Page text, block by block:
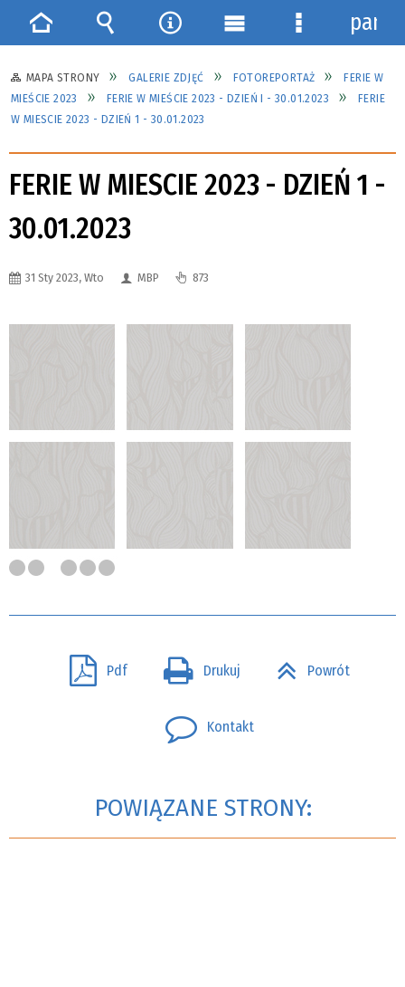
MAPA STRONY GALERIE ZDJĘĆ FOTOREPORTAŻ
FERIE W
MIEŚCIE 2023
FERIE W MIEŚCIE 2023 - DZIEŃ I - 30.01.2023
FERIE
W MIESCIE 2023 - DZIEŃ 1 - 30.01.2023
FERIE W MIESCIE 2023 - DZIEŃ 1 -
30.01.2023
31 Sty 2023, Wto MBP 873
Pdf Drukuj Powrót
Kontakt
POWIĄZANE STRONY:
Strona
główna
Wyszukiwarka
NarzędziaMenu
główne
Menu
szczegółowe
panel